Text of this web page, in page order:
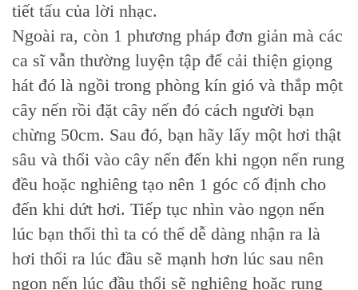
tiết tấu của lời nhạc.
Ngoài ra, còn 1 phương pháp đơn giản mà các
ca sĩ vẫn thường luyện tập để cải thiện giọng
hát đó là ngồi trong phòng kín gió và thắp một
cây nến rồi đặt cây nến đó cách người bạn
chừng 50cm. Sau đó, bạn hãy lấy một hơi thật
sâu và thổi vào cây nến đến khi ngọn nến rung
đều hoặc nghiêng tạo nên 1 góc cố định cho
đến khi dứt hơi. Tiếp tục nhìn vào ngọn nến
lúc bạn thổi thì ta có thể dễ dàng nhận ra là
hơi thổi ra lúc đầu sẽ mạnh hơn lúc sau nên
ngọn nến lúc đầu thổi sẽ nghiêng hoặc rung